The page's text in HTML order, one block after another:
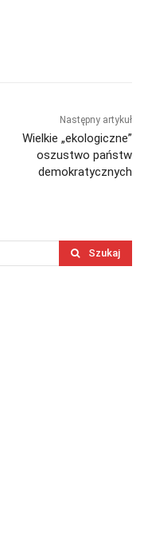
Następny artykuł
Wielkie „ekologiczne”
oszustwo państw
demokratycznych
Szukaj